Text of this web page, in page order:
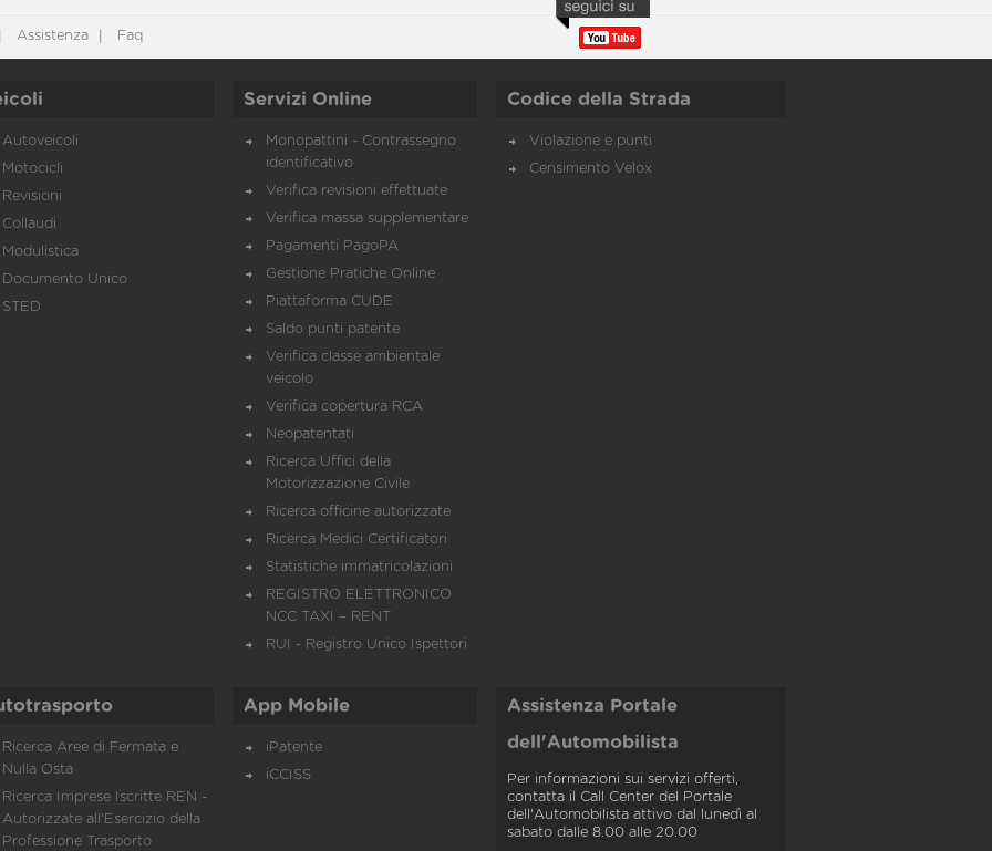
Assistenza Faq
Autoveicoli
Motocicli
Revisioni
Collaudi
Modulistica
Documento Unico
STED
Servizi Online
Monopattini - Contrassegno
identificativo
Verifica revisioni effettuate
Verifica massa supplementare
Pagamenti PagoPA
Gestione Pratiche Online
Piattaforma CUDE
Saldo punti patente
Verifica classe ambientale
veicolo
Verifica copertura RCA
Neopatentati
Ricerca Uffici della
Motorizzazione Civile
Ricerca officine autorizzate
Ricerca Medici Certificatori
Statistiche immatricolazioni
REGISTRO ELETTRONICO
NCC TAXI – RENT
RUI - Registro Unico Ispettori
Codice della Strada
Violazione e punti
Censimento Velox
Ricerca Aree di Fermata e
Nulla Osta
Ricerca Imprese Iscritte REN -
Autorizzate all'Esercizio della
Professione Trasporto
App Mobile
iPatente
iCCISS
Assistenza Portale
dell'Automobilista
Per informazioni sui servizi offerti,
contatta il Call Center del Portale
dell'Automobilista attivo dal lunedì al
sabato dalle 8.00 alle 20.00